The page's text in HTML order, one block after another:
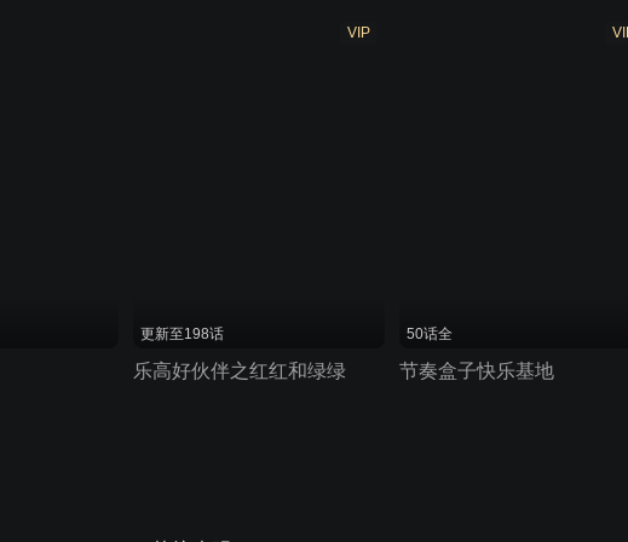
VIP
更新至198话
乐高好伙伴之红红和绿绿
50话全
节奏盒子快乐基地